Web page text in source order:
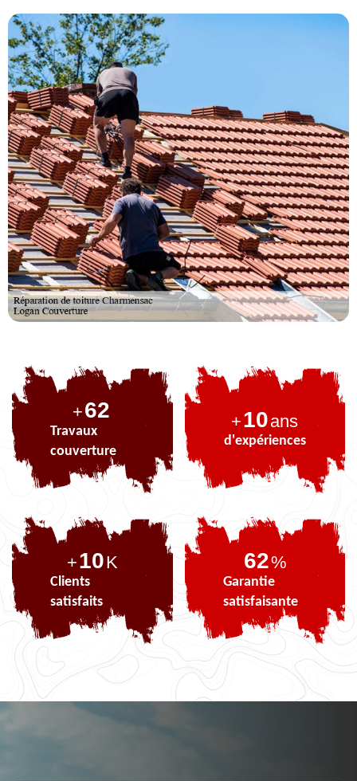
+80
Travaux
couverture
+10ans
d'expériences
+10K
Clients
satisfaits
80%
Garantie
satisfaisante